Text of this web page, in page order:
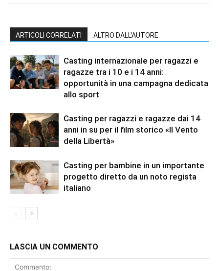
ARTICOLI CORRELATI ALTRO DALL'AUTORE
Casting internazionale per ragazzi e
ragazze tra i 10 e i 14 anni:
opportunità in una campagna dedicata
allo sport
Casting per ragazzi e ragazze dai 14
anni in su per il film storico «Il Vento
della Libertà»
Casting per bambine in un importante
progetto diretto da un noto regista
italiano
LASCIA UN COMMENTO